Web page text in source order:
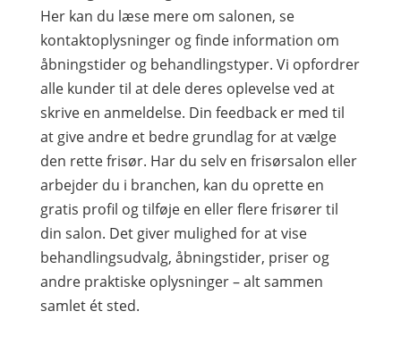
Her kan du læse mere om salonen, se
kontaktoplysninger og finde information om
åbningstider og behandlingstyper. Vi opfordrer
alle kunder til at dele deres oplevelse ved at
skrive en anmeldelse. Din feedback er med til
at give andre et bedre grundlag for at vælge
den rette frisør. Har du selv en frisørsalon eller
arbejder du i branchen, kan du oprette en
gratis profil og tilføje en eller flere frisører til
din salon. Det giver mulighed for at vise
behandlingsudvalg, åbningstider, priser og
andre praktiske oplysninger – alt sammen
samlet ét sted.